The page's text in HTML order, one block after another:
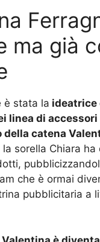
ma già
è stata la ideatrice
linea di
catena
la sorella Chiara
che è ormai
pubblicitaria a